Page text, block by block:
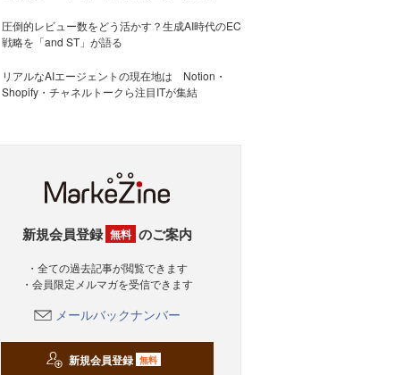
圧倒的レビュー数をどう活かす？生成AI時代のEC
戦略を「and ST」が語る
リアルなAIエージェントの現在地は Notion・
Shopify・チャネルトークら注目ITが集結
新規会員登録 無料 のご案内
・全ての過去記事が閲覧できます
・会員限定メルマガを受信できます
メールバックナンバー
新規会員登録 無料